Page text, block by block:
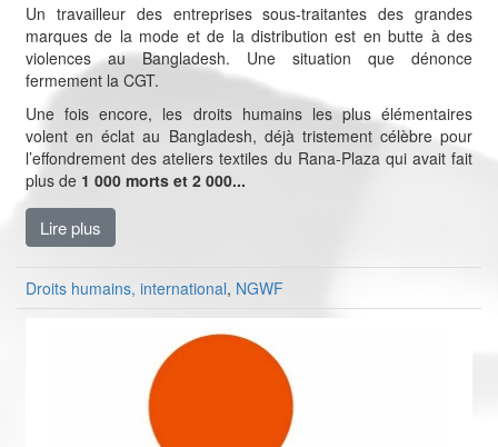
Un travailleur des entreprises sous-traitantes des grandes
marques de la mode et de la distribution est en butte à des
violences au Bangladesh. Une situation que dénonce
fermement la CGT.
Une fois encore, les droits humains les plus élémentaires
volent en éclat au Bangladesh, déjà tristement célèbre pour
l’effondrement des ateliers textiles du Rana-Plaza qui avait fait
plus de 1 000 morts et 2 000...
Lire plus
Droits humains, international, NGWF